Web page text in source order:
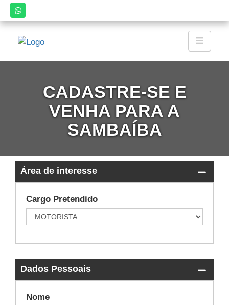
CADASTRE-SE E
VENHA PARA A
SAMBAÍBA
Área de interesse
fechar
essa
Cargo Pretendido
Dados Pessoais
fechar
essa
Nome